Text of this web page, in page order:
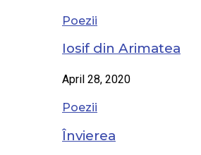
Poezii
Iosif din Arimatea
April 28, 2020
Poezii
Învierea